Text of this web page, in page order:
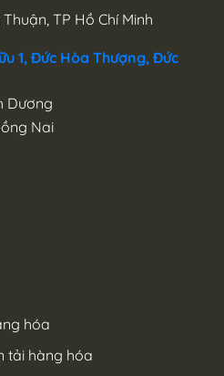
TP Hồ Chí Minh
1, Đức Hòa Thượng, Đức
Dương
Nai
hóa
tải hàng hóa